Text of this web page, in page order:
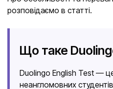
розповідаємо в статті.
Що таке
Duolingo English Test —
неангломовних